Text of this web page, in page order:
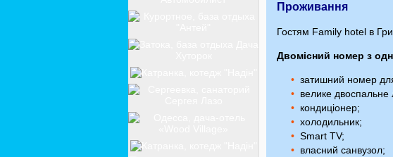
Проживання
Гостям Family hotel в
Двомісний номер з
затишний номер
велике двоспальне
кондиціонер;
холодильник;
Smart TV;
власний санвузол;